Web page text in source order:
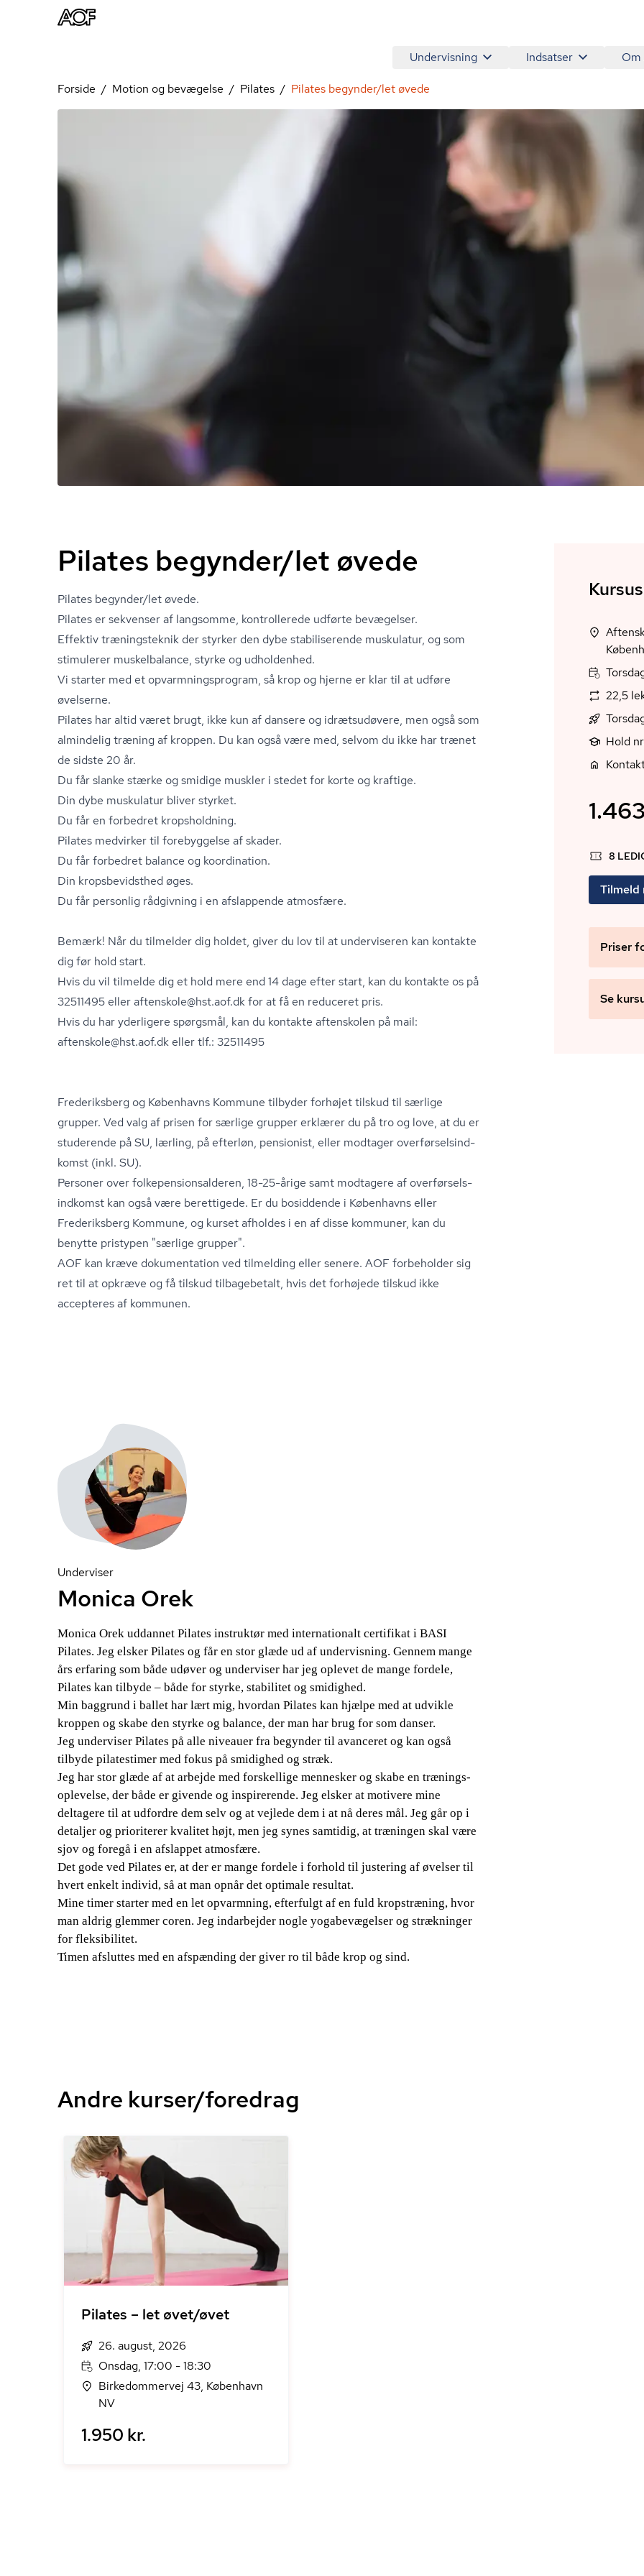
Undervisning Indsatser Om
Forside Motion og bevægelse Pilates Pilates begynder/let øvede
Pilates begynder/let øvede
Pilates begynder/let øvede.
Pilates er sekvenser af langsomme, kontrollerede udførte bevægelser.
Effektiv træningsteknik der styrker den dybe stabiliserende muskulatur, og som
stimulerer muskelbalance, styrke og udholdenhed.
Vi starter med et op­varm­nings­pro­gram, så krop og hjerne er klar til at udføre
øvelserne.
Pilates har altid været brugt, ikke kun af dansere og idrætsudøvere, men også som
almindelig træning af kroppen. Du kan også være med, selvom du ikke har trænet
de sidste 20 år.
Du får slanke stærke og smidige muskler i stedet for korte og kraftige.
Din dybe muskulatur bliver styrket.
Du får en forbedret kropsholdning.
Pilates medvirker til forebyggelse af skader.
Du får forbedret balance og koordination.
Din kro­ps­be­vidst­hed øges.
Du får personlig rådgivning i en afslappende atmosfære.
Bemærk! Når du tilmelder dig holdet, giver du lov til at underviseren kan kontakte
dig før hold start.
Hvis du vil tilmelde dig et hold mere end 14 dage efter start, kan du kontakte os på
32511495 eller aftenskole@hst.aof.dk for at få en reduceret pris.
Hvis du har yderligere spørgsmål, kan du kontakte aftenskolen på mail:
aftenskole@hst.aof.dk eller tlf.: 32511495
Frederiksberg og Københavns Kommune tilbyder forhøjet tilskud til særlige
grupper. Ved valg af prisen for særlige grupper erklærer du på tro og love, at du er
studerende på SU, lærling, på efterløn, pensionist, eller modtager over­før­sels­ind­
komst (inkl. SU).
Personer over fol­ke­pen­sions­al­de­ren, 18-25-årige samt modtagere af over­før­sels­
ind­komst kan også være berettigede. Er du bosiddende i Københavns eller
Frederiksberg Kommune, og kurset afholdes i en af disse kommuner, kan du
benytte pristypen "særlige grupper".
AOF kan kræve dokumentation ved tilmelding eller senere. AOF forbeholder sig
ret til at opkræve og få tilskud tilbagebetalt, hvis det forhøjede tilskud ikke
accepteres af kommunen.
22,5
Hold
8
Tilmeld
Priser
Se
Underviser
Monica Orek
Monica Orek uddannet Pilates instruktør med internationalt certifikat i BASI
Pilates. Jeg elsker Pilates og får en stor glæde ud af undervisning. Gennem mange
års erfaring som både udøver og underviser har jeg oplevet de mange fordele,
Pilates kan tilbyde – både for styrke, stabilitet og smidighed.
Min baggrund i ballet har lært mig, hvordan Pilates kan hjælpe med at udvikle
kroppen og skabe den styrke og balance, der man har brug for som danser.
Jeg underviser Pilates på alle niveauer fra begynder til avanceret og kan også
tilbyde pilatestimer med fokus på smidighed og stræk.
Jeg har stor glæde af at arbejde med forskellige mennesker og skabe en træ­nings­
op­le­vel­se, der både er givende og inspirerende. Jeg elsker at motivere mine
deltagere til at udfordre dem selv og at vejlede dem i at nå deres mål. Jeg går op i
detaljer og prioriterer kvalitet højt, men jeg synes samtidig, at træningen skal være
sjov og foregå i en afslappet atmosfære.
Det gode ved Pilates er, at der er mange fordele i forhold til justering af øvelser til
hvert enkelt individ, så at man opnår det optimale resultat.
Mine timer starter med en let opvarmning, efterfulgt af en fuld kropstræning, hvor
man aldrig glemmer coren. Jeg indarbejder nogle yogabevægelser og strækninger
for fleksibilitet.
Timen afsluttes med en afspænding der giver ro til både krop og sind.
Andre kurser/foredrag
Pilates – let øvet/øvet
26. august, 2026
Onsdag, 17:00 - 18:30
Birkedommervej 43, København
NV
1.950 kr.